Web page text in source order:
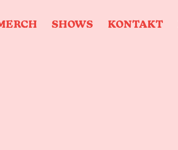
SHOWS KONTAKT